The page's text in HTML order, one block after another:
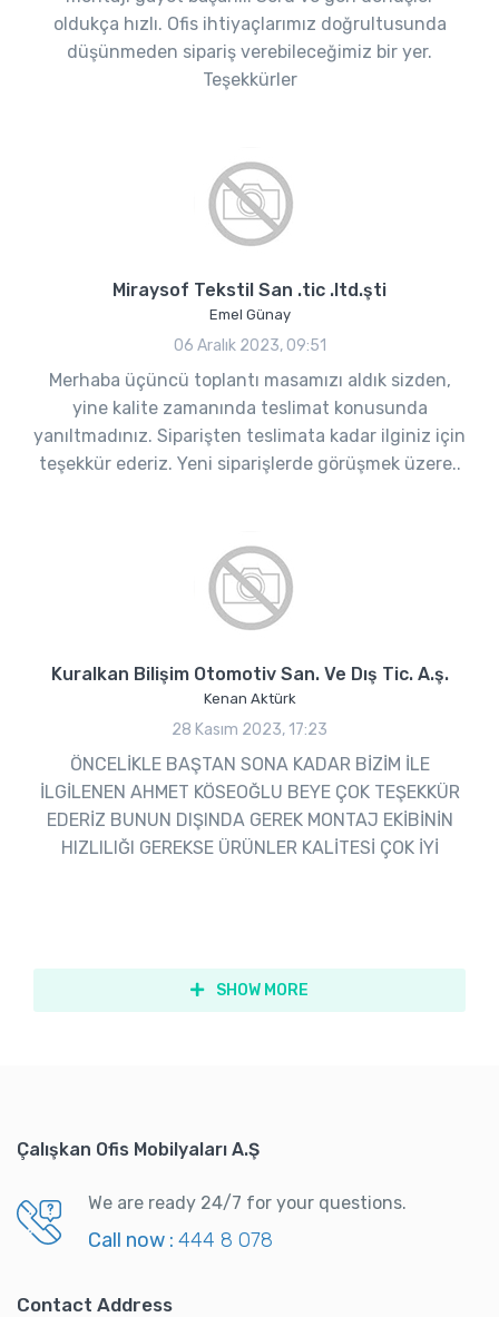
oldukça hızlı. Ofis ihtiyaçlarımız doğrultusunda
düşünmeden sipariş verebileceğimiz bir yer.
Teşekkürler
Miraysof Tekstil San .tic .ltd.şti
Emel Günay
06 Aralık 2023, 09:51
Merhaba üçüncü toplantı masamızı aldık sizden,
yine kalite zamanında teslimat konusunda
yanıltmadınız. Siparişten teslimata kadar ilginiz için
teşekkür ederiz. Yeni siparişlerde görüşmek üzere..
Kuralkan Bilişim Otomotiv San. Ve Dış Tic. A.ş.
Kenan Aktürk
28 Kasım 2023, 17:23
ÖNCELİKLE BAŞTAN SONA KADAR BİZİM İLE
İLGİLENEN AHMET KÖSEOĞLU BEYE ÇOK TEŞEKKÜR
EDERİZ BUNUN DIŞINDA GEREK MONTAJ EKİBİNİN
HIZLILIĞI GEREKSE ÜRÜNLER KALİTESİ ÇOK İYİ
SHOW MORE
Çalışkan Ofis Mobilyaları A.Ş
We are ready 24/7 for your questions.
Call now : 444 8 078
Contact Address